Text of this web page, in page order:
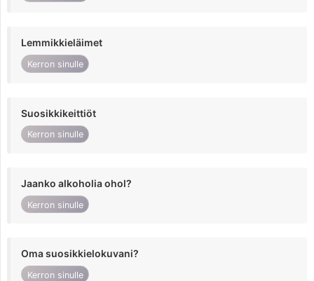
Lemmikkieläimet
Kerron sinulle
Suosikkikeittiöt
Kerron sinulle
Jaanko alkoholia ohol?
Kerron sinulle
Oma suosikkielokuvani?
Kerron sinulle